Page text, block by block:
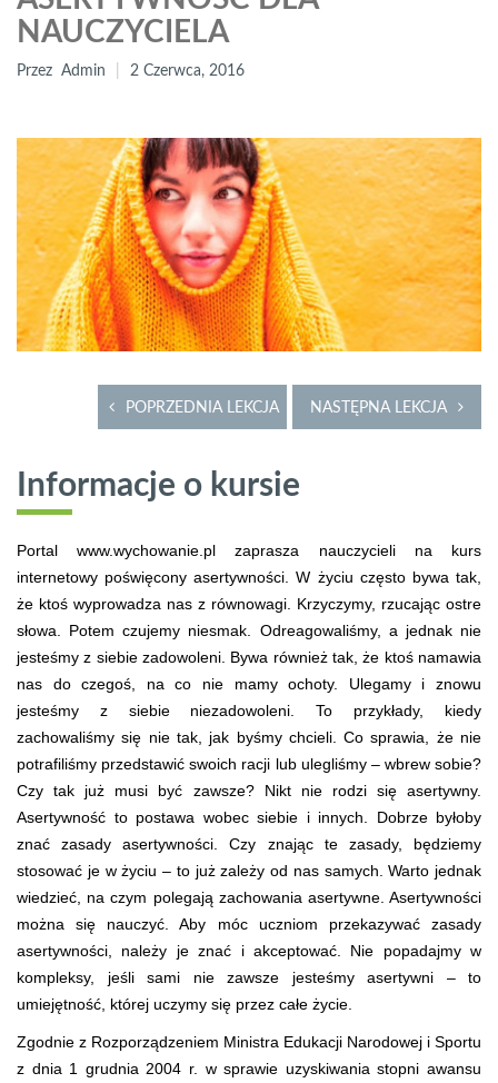
NAUCZYCIELA
Przez Admin 2 Czerwca, 2016
NASTĘPNA LEKCJA
POPRZEDNIA LEKCJA
Informacje o kursie
Portal www.wychowanie.pl zaprasza nauczycieli na kurs
internetowy poświęcony asertywności. W życiu często bywa tak,
że ktoś wyprowadza nas z równowagi. Krzyczymy, rzucając ostre
słowa. Potem czujemy niesmak. Odreagowaliśmy, a jednak nie
jesteśmy z siebie zadowoleni. Bywa również tak, że ktoś namawia
nas do czegoś, na co nie mamy ochoty. Ulegamy i znowu
jesteśmy z siebie niezadowoleni. To przykłady, kiedy
zachowaliśmy się nie tak, jak byśmy chcieli. Co sprawia, że nie
potrafiliśmy przedstawić swoich racji lub ulegliśmy – wbrew sobie?
Czy tak już musi być zawsze? Nikt nie rodzi się asertywny.
Asertywność to postawa wobec siebie i innych. Dobrze byłoby
znać zasady asertywności. Czy znając te zasady, będziemy
stosować je w życiu – to już zależy od nas samych. Warto jednak
wiedzieć, na czym polegają zachowania asertywne. Asertywności
można się nauczyć. Aby móc uczniom przekazywać zasady
asertywności, należy je znać i akceptować. Nie popadajmy w
kompleksy, jeśli sami nie zawsze jesteśmy asertywni – to
umiejętność, której uczymy się przez całe życie.
Zgodnie z Rozporządzeniem Ministra Edukacji Narodowej i Sportu
z dnia 1 grudnia 2004 r. w sprawie uzyskiwania stopni awansu